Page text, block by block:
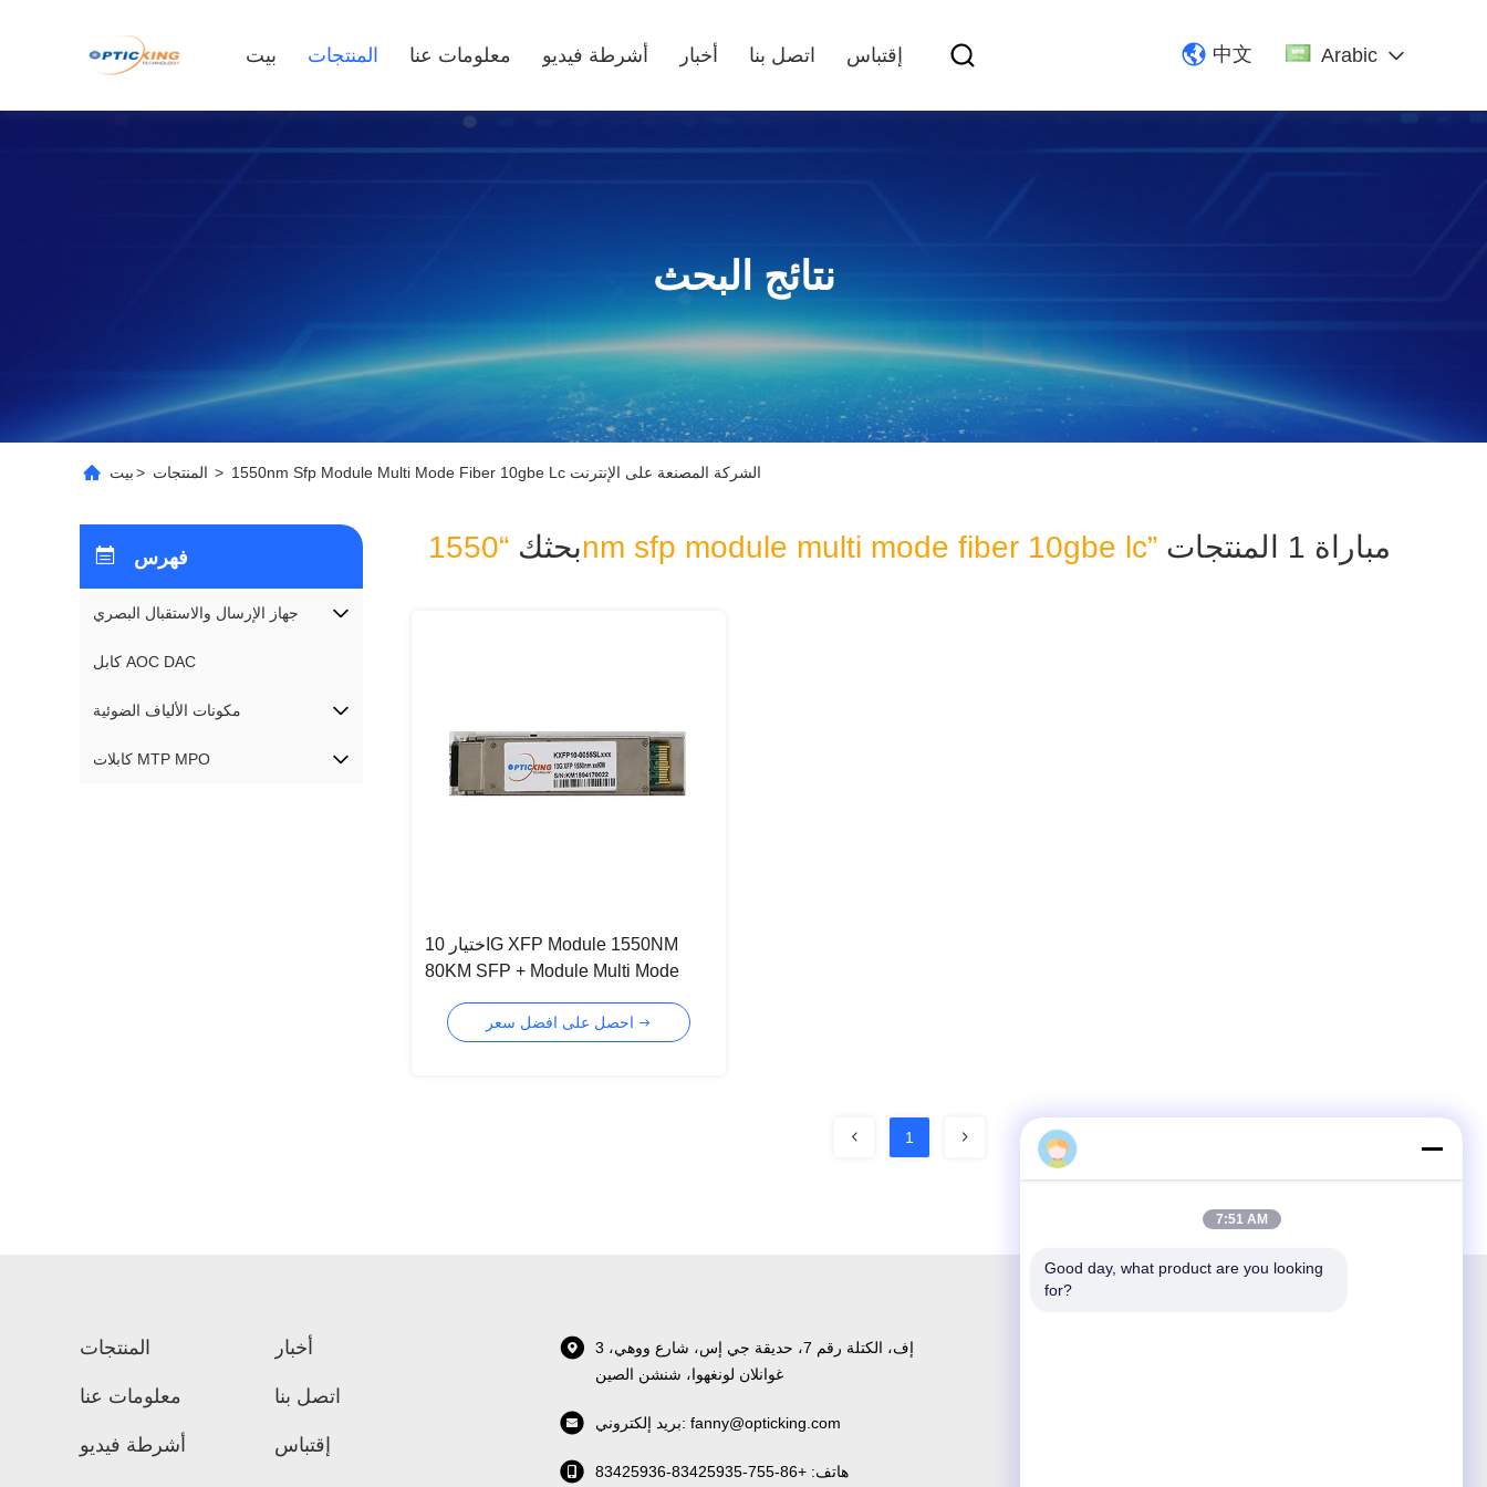
بيت المنتجات معلومات عنا أشرطة فيديو أخبار اتصل بنا إقتباس 中文 Arabic
نتائج البحث
بيت> المنتجات > 1550nm Sfp Module Multi Mode Fiber 10gbe Lc الشركة المصنعة على الإنترنت
فهرس
جهاز الإرسال والاستقبال البصري
كابل AOC DAC
مكونات الألياف الضوئية
كابلات MTP MPO
بحثك“1550nm sfp module multi mode fiber 10gbe lc” مباراة 1 المنتجات
اختيار 10G XFP Module 1550NM
80KM SFP + Module Multi Mode
1
المنتجات
معلومات عنا
أشرطة فيديو
أخبار
اتصل بنا
إقتباس
3 إف، الكتلة رقم 7، حديقة جي إس، شارع ووهي،
غوانلان لونغهوا، شنشن الصين
بريد إلكتروني: fanny@opticking.com
هاتف: +86-755-83425935-83425936
7:51 AM
Good day, what product are you looking
for?